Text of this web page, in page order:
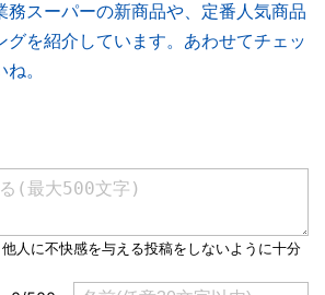
務スーパーの新商品や、定番人気商品
グを紹介しています。あわせてチェッ
。